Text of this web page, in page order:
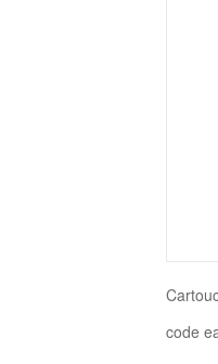
code